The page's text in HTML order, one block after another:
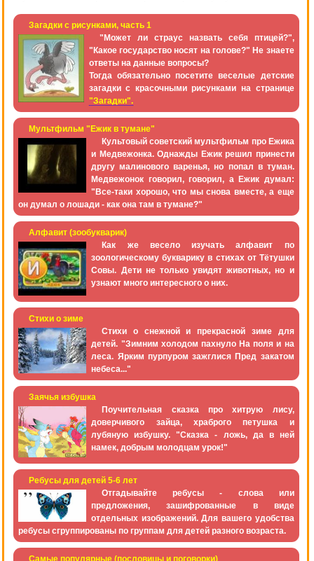
Загадки с рисунками, часть 1
"Может ли страус назвать себя птицей?",
"Какое государство носят на голове?" Не знаете
ответы на данные вопросы?
Тогда обязательно посетите веселые детские
загадки с красочными рисунками на странице
"Загадки".
Мультфильм "Ежик в тумане"
Культовый советский мультфильм про Ежика
и Медвежонка. Однажды Ежик решил принести
другу малинового варенья, но попал в туман.
Медвежонок говорил, говорил, а Ежик думал:
"Все-таки хорошо, что мы снова вместе, а еще
он думал о лошади - как она там в тумане?"
Алфавит (зообукварик)
Как же весело изучать алфавит по
зоологическому букварику в стихах от Тётушки
Совы. Дети не только увидят животных, но и
узнают много интересного о них.
Стихи о зиме
Стихи о снежной и прекрасной зиме для
детей. "Зимним холодом пахнуло На поля и на
леса. Ярким пурпуром зажглися Пред закатом
небеса..."
Заячья избушка
Поучительная сказка про хитрую лису,
доверчивого зайца, храброго петушка и
лубяную избушку. "Сказка - ложь, да в ней
намек, добрым молодцам урок!"
Ребусы для детей 5-6 лет
Отгадывайте ребусы - слова или
предложения, зашифрованные в виде
отдельных изображений. Для вашего удобства
ребусы сгруппированы по группам для детей разного возраста.
Самые популярные (пословицы и поговорки)